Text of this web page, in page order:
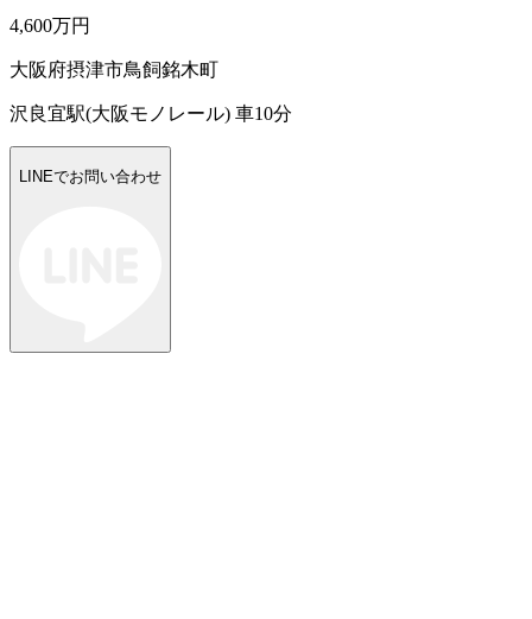
4,600万円
大阪府摂津市鳥飼銘木町
沢良宜駅(大阪モノレール) 車10分
LINEでお問い合わせ